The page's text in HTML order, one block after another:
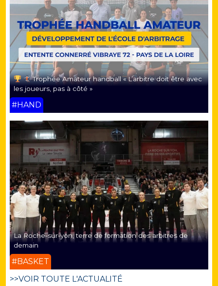
Trophée Amateur handball « L’arbitre doit être avec
les joueurs, pas à côté »
#HAND
La Roche-sur-yon, terre de formation des arbitres de
demain
#BASKET
>>VOIR TOUTE L'ACTUALITÉ